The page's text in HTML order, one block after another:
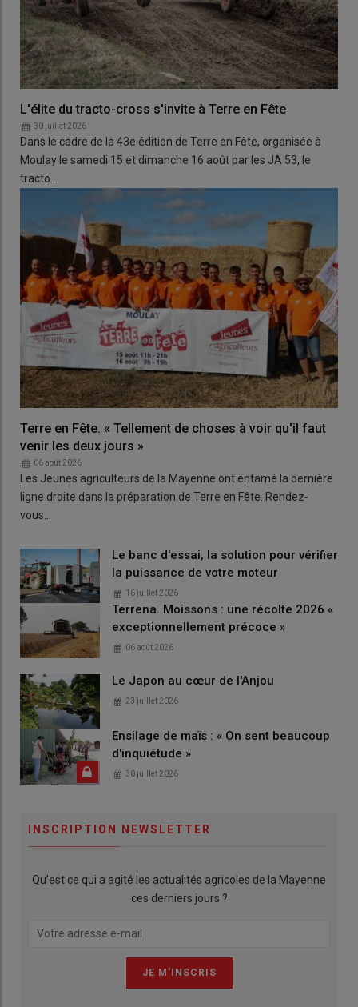
L'élite du tracto-cross s'invite à Terre en Fête
30 juillet 2026
Dans le cadre de la 43e édition de Terre en Fête, organisée à
Moulay le samedi 15 et dimanche 16 août par les JA 53, le
tracto…
Terre en Fête. « Tellement de choses à voir qu'il faut
venir les deux jours »
06 août 2026
Les Jeunes agriculteurs de la Mayenne ont entamé la dernière
ligne droite dans la préparation de Terre en Fête. Rendez-
vous…
Le banc d'essai, la solution pour vérifier
la puissance de votre moteur
16 juillet 2026
Terrena. Moissons : une récolte 2026 «
exceptionnellement précoce »
06 août 2026
Le Japon au cœur de l'Anjou
23 juillet 2026
Ensilage de maïs : « On sent beaucoup
d'inquiétude »
30 juillet 2026
INSCRIPTION NEWSLETTER
Qu’est ce qui a agité les actualités agricoles de la Mayenne
ces derniers jours ?